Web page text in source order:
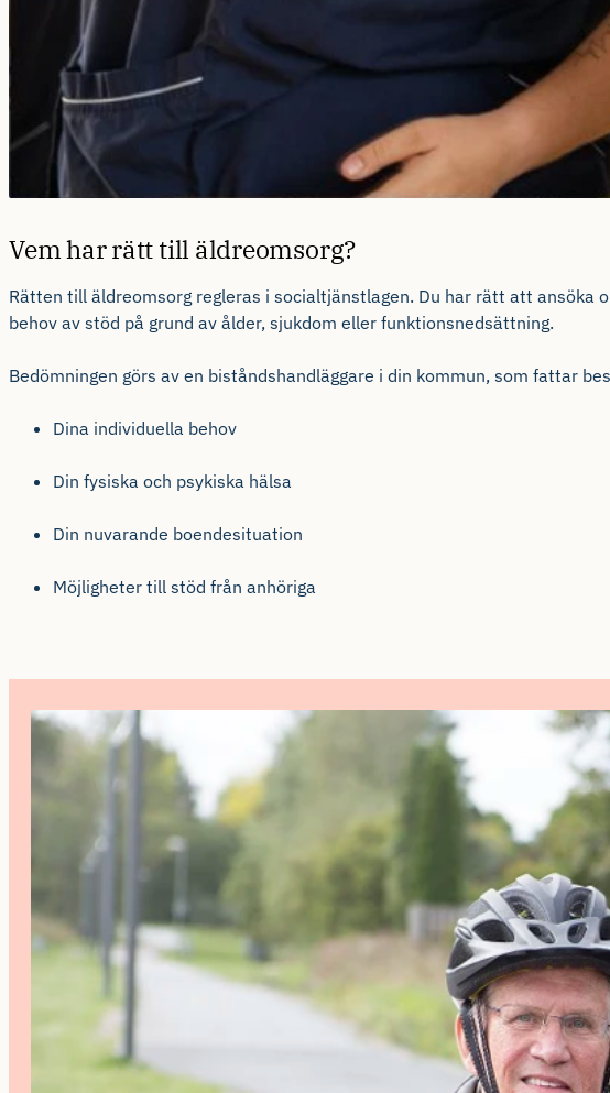
Vem har rätt till äldreomsorg?
Rätten till äldreomsorg regleras i socialtjänstlagen. Du har rätt att ansöka
behov av stöd på grund av ålder, sjukdom eller funktionsnedsättning.
Bedömningen görs av en biståndshandläggare i din kommun, som fattar
Dina individuella behov
Din fysiska och psykiska hälsa
Din nuvarande boendesituation
Möjligheter till stöd från anhöriga